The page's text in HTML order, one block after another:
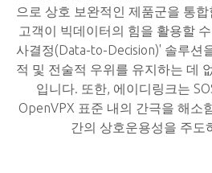
으로 상호 보완적인 제품군을 통
고객이 빅데이터의 힘을 활용할
사결정(Data-to-Decision)' 솔루션
적 및 전술적 우위를 유지하는 데
입니다. 또한, 에이디링크는
OpenVPX 표준 내의 간극을 해소
간의 상호운용성을 주도